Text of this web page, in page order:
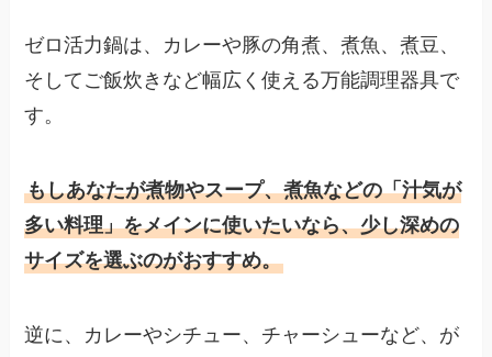
ゼロ活力鍋は、カレーや豚の角煮、煮魚、煮豆、
そしてご飯炊きなど幅広く使える万能調理器具で
す。
もしあなたが煮物やスープ、煮魚などの「汁気が
多い料理」をメインに使いたいなら、少し深めの
サイズを選ぶのがおすすめ。
逆に、カレーやシチュー、チャーシューなど、が